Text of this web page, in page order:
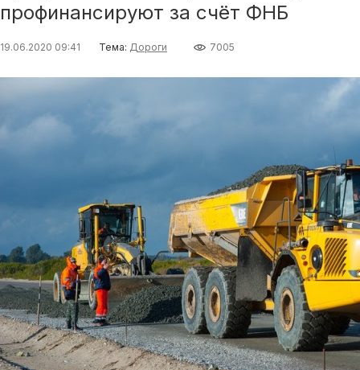
профинансируют за счёт ФНБ
19.06.2020 09:41 Тема: Дороги 7005